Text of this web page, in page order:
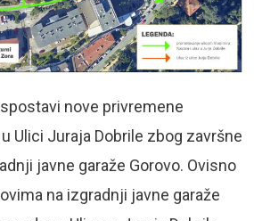
nove privremene
Ulici Juraja Dobrile zbog završne
javne garaže Gorovo. Ovisno
na izgradnji javne garaže